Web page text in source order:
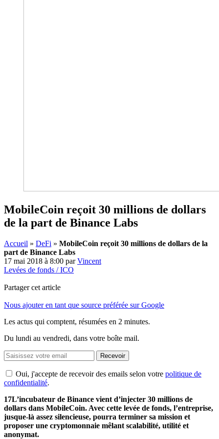
MobileCoin reçoit 30 millions de dollars
de la part de Binance Labs
Accueil » DeFi » MobileCoin reçoit 30 millions de dollars de la
part de Binance Labs
17 mai 2018 à 8:00 parVincent
Levées de fonds / ICO
Partager cet article
Nous ajouter en tant que source préférée sur Google
Les actus qui comptent, résumées en 2 minutes.
Du lundi au vendredi, dans votre boîte mail.
Recevoir
Oui, j'accepte de recevoir des emails selon votre politique de
confidentialité.
17L’incubateur de Binance vient d’injecter 30 millions de
dollars dans MobileCoin. Avec cette levée de fonds, l’entreprise,
jusque-là assez silencieuse, pourra terminer sa mission et
proposer une cryptomonnaie mêlant scalabilité, utilité et
anonymat.